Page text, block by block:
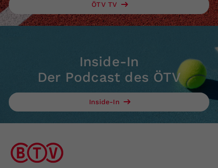
ÖTV TV
Inside-In
Der Podcast des ÖTV
Inside-In